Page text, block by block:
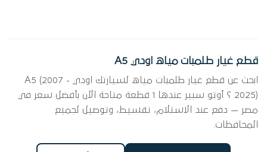
قطع غيار طلمبات مياه اودي A5
ابحث عن قطع غيار طلمبات مياه لسيارتك اودي A5 (2007 -
2025) ؟ أوتو سبير عندها 1 قطعة متاحة الآن بأفضل سعر في
مصر — دفع عند الاستلام، تقسيط، وتوصيل لجميع
المحافظات.